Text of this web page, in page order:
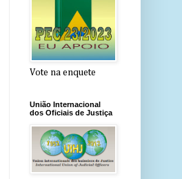
Vote na enquete
União Internacional
dos Oficiais de Justiça